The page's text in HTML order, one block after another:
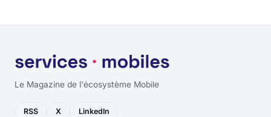
Le Magazine de l'écosystème Mobile
RSS X LinkedIn